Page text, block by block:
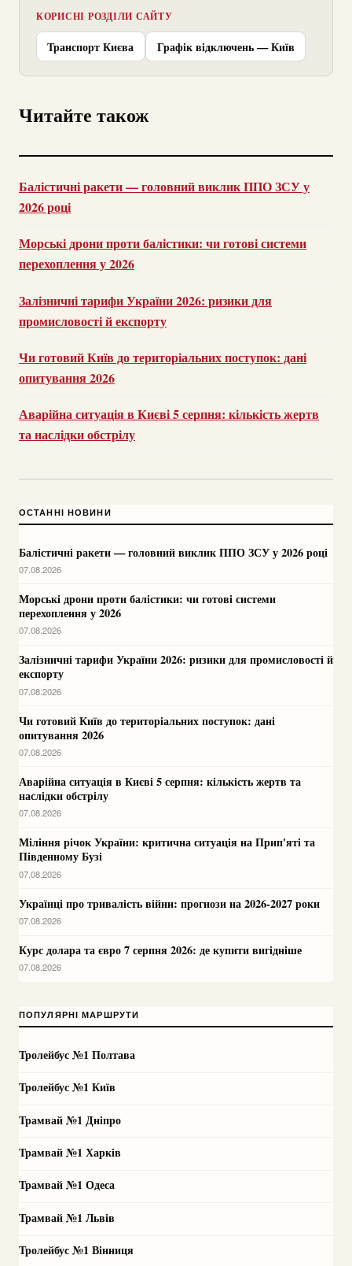
КОРИСНІ РОЗДІЛИ САЙТУ
Транспорт Києва Графік відключень — Київ
Читайте також
Балістичні ракети — головний виклик ППО ЗСУ у
2026 році
Морські дрони проти балістики: чи готові системи
перехоплення у 2026
Залізничні тарифи України 2026: ризики для
промисловості й експорту
Чи готовий Київ до територіальних поступок: дані
опитування 2026
Аварійна ситуація в Києві 5 серпня: кількість жертв
та наслідки обстрілу
ОСТАННІ НОВИНИ
Балістичні ракети — головний виклик ППО ЗСУ у 2026 році
07.08.2026
Морські дрони проти балістики: чи готові системи
перехоплення у 2026
07.08.2026
Залізничні тарифи України 2026: ризики для промисловості й
експорту
07.08.2026
Чи готовий Київ до територіальних поступок: дані
опитування 2026
07.08.2026
Аварійна ситуація в Києві 5 серпня: кількість жертв та
наслідки обстрілу
07.08.2026
Міління річок України: критична ситуація на Прип'яті та
Південному Бузі
07.08.2026
Українці про тривалість війни: прогнози на 2026-2027 роки
07.08.2026
Курс долара та євро 7 серпня 2026: де купити вигідніше
07.08.2026
ПОПУЛЯРНІ МАРШРУТИ
Тролейбус №1 Полтава
Тролейбус №1 Київ
Трамвай №1 Дніпро
Трамвай №1 Харків
Трамвай №1 Одеса
Трамвай №1 Львів
Тролейбус №1 Вінниця